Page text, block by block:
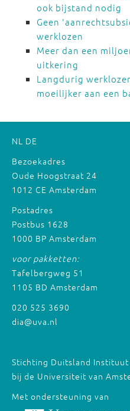
ook bijstand nodig
Geen
werklozen
Meer dan een
uitkering
Langdurig
moeilijker aan een
NL DE
Bezoekadres
Oude Hoogstraat 24
1012 CE Amsterdam
Postadres
Postbus 1628
1000 BP Amsterdam
voor pakketten:
Tafelbergweg 51
1105 BD Amsterdam
020 525 3690
dia@uva.nl
Stichting Duitsland Instituut
bij de Universiteit van
Met ondersteuning van